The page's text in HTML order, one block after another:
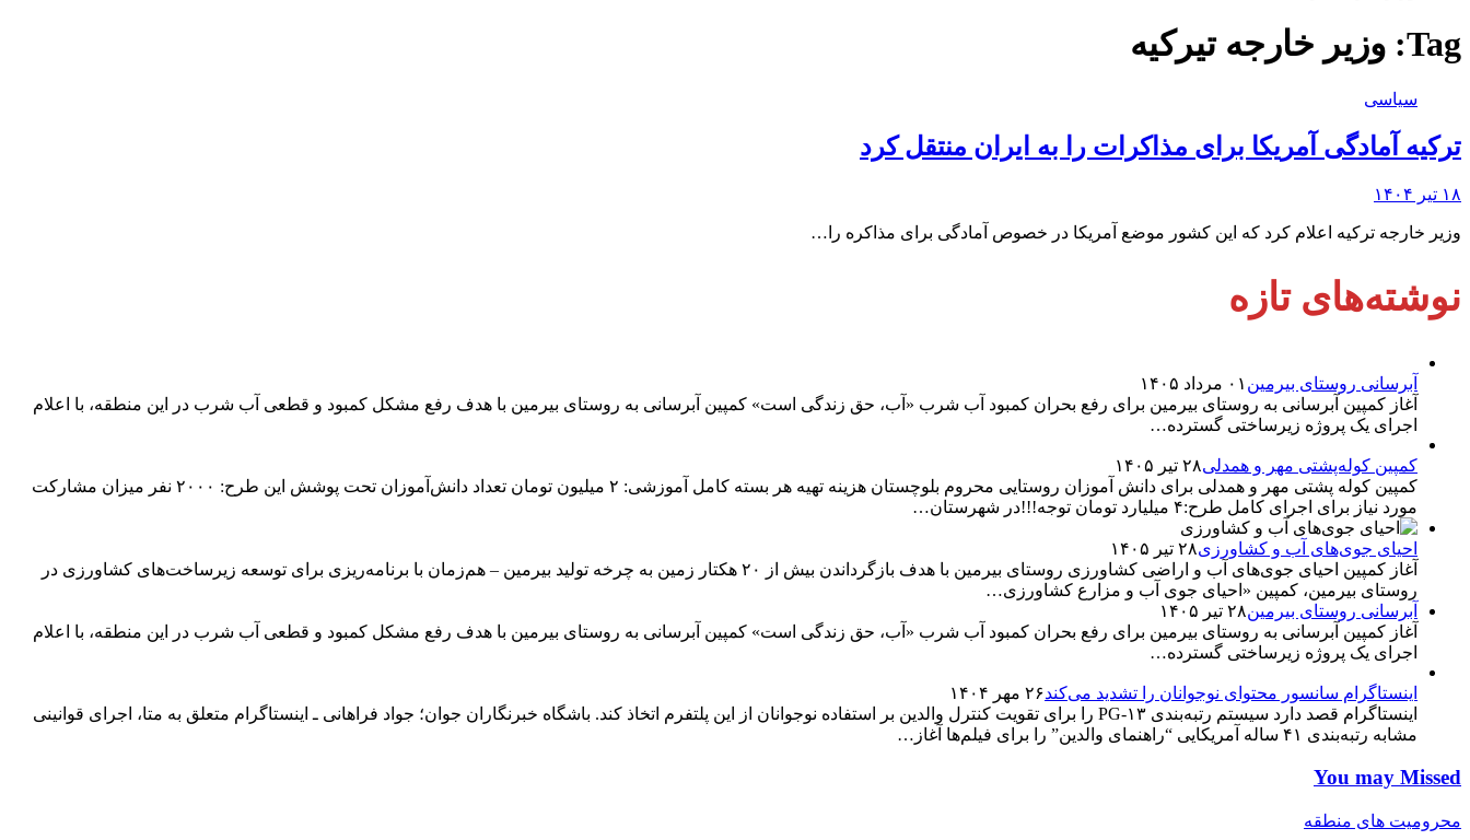
Tag: وزیر خارجه تیرکیه
سیاسی
ترکیه آمادگی آمریکا برای مذاکرات را به ایران منتقل کرد
۱۸ تیر ۱۴۰۴
وزیر خارجه ترکیه اعلام کرد که این کشور موضع آمریکا در خصوص آمادگی برای مذاکره را…
نوشته‌های تازه
آبرسانی روستای بیرمین ۰۱ مرداد ۱۴۰۵
آغاز کمپین آبرسانی به روستای بیرمین برای رفع بحران کمبود آب شرب «آب، حق زندگی است» کمپین آبرسانی به روستای بیرمین با هدف رفع مشکل کمبود و قطعی آب شرب در این منطقه، با اعلام
اجرای یک پروژه زیرساختی گسترده…
کمپین کوله‌پشتی مهر و همدلی۲۸ تیر ۱۴۰۵
کمپین کوله‌ پشتی مهر و همدلی برای دانش آموزان روستایی محروم بلوچستان هزینه تهیه هر بسته کامل آموزشی: ۲ میلیون تومان تعداد دانش‌آموزان تحت پوشش این طرح: ۲۰۰۰ نفر میزان مشارکت
مورد نیاز برای اجرای کامل طرح:۴ میلیارد تومان توجه!!!در شهرستان…
احیای جوی‌های آب و کشاورزی۲۸ تیر ۱۴۰۵
آغاز کمپین احیای جوی‌های آب و اراضی کشاورزی روستای بیرمین با هدف بازگرداندن بیش از ۲۰ هکتار زمین به چرخه تولید بیرمین – هم‌زمان با برنامه‌ریزی برای توسعه زیرساخت‌های کشاورزی در
روستای بیرمین، کمپین «احیای جوی آب و مزارع کشاورزی…
آبرسانی روستای بیرمین۲۸ تیر ۱۴۰۵
آغاز کمپین آبرسانی به روستای بیرمین برای رفع بحران کمبود آب شرب «آب، حق زندگی است» کمپین آبرسانی به روستای بیرمین با هدف رفع مشکل کمبود و قطعی آب شرب در این منطقه، با اعلام
اجرای یک پروژه زیرساختی گسترده…
اینستاگرام سانسور محتوای نوجوانان را تشدید می‌کند۲۶ مهر ۱۴۰۴
اینستاگرام قصد دارد سیستم رتبه‌بندی PG-۱۳ را برای تقویت کنترل والدین بر استفاده نوجوانان از این پلتفرم اتخاذ کند. باشگاه خبرنگاران جوان؛ جواد فراهانی ـ اینستاگرام متعلق به متا، اجرای قوانینی
مشابه رتبه‌بندی ۴۱ ساله آمریکایی “راهنمای والدین” را برای فیلم‌ها آغاز…
You may Missed
محرومیت های منطقه